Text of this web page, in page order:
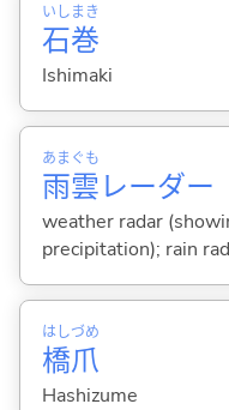
石
いし
巻
まき
Ishimaki
雨
あま
雲
ぐも
レーダー
weather radar
precipitation); rain
橋
はし
爪
づめ
Hashizume